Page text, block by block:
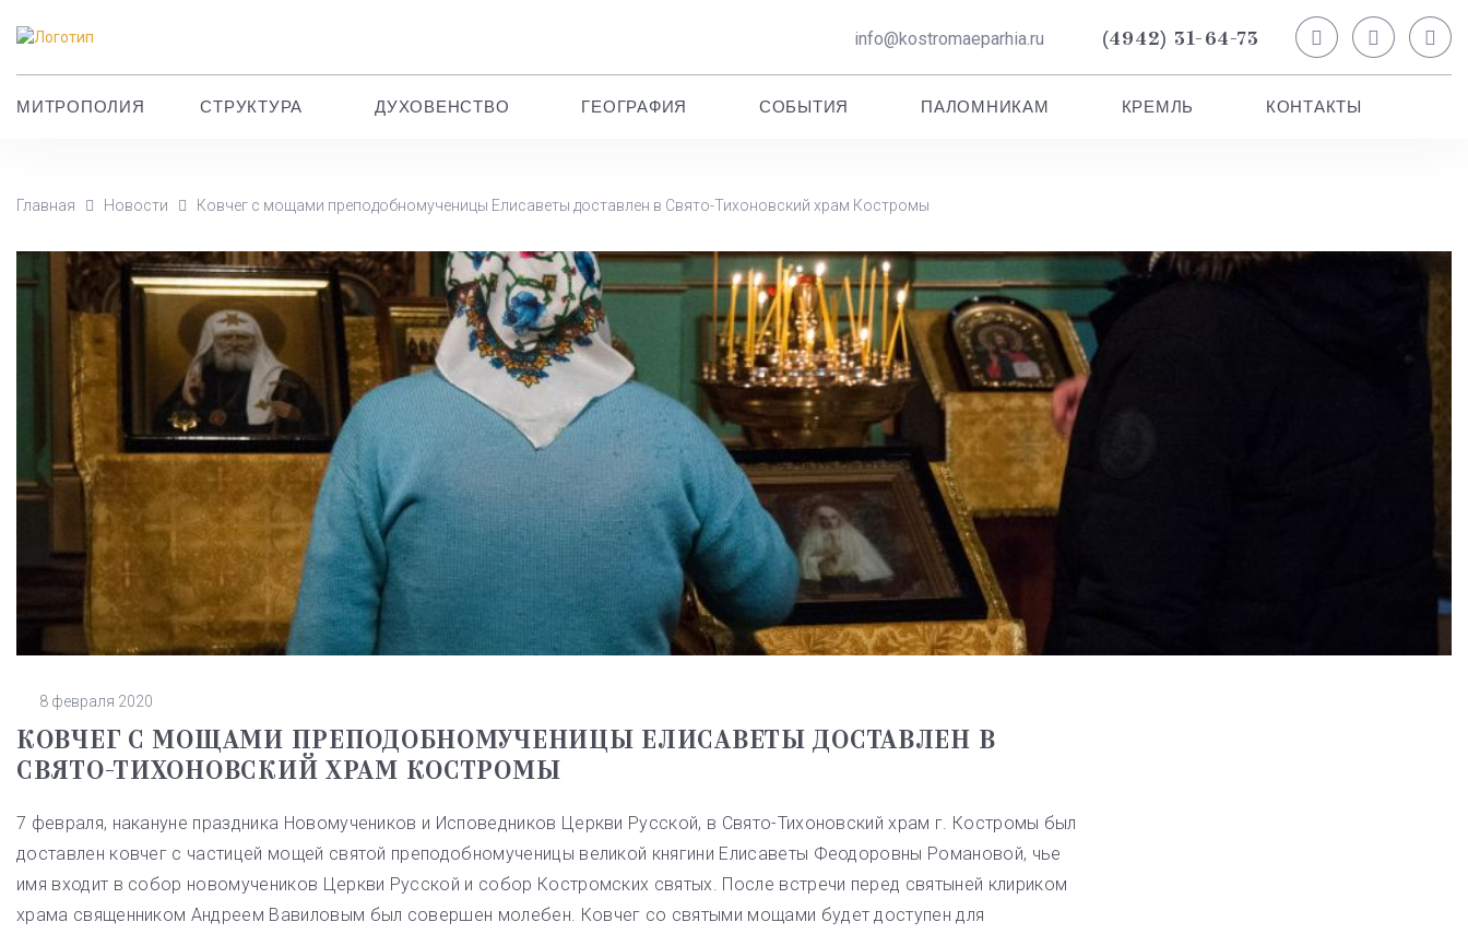
info@kostromaeparhia.ru (4942) 31-64-73
МИТРОПОЛИЯ СТРУКТУРА ДУХОВЕНСТВО ГЕОГРАФИЯ СОБЫТИЯ ПАЛОМНИКАМ КРЕМЛЬ КОНТАКТЫ
Главная Новости Ковчег с мощами преподобномученицы Елисаветы доставлен в Свято-Тихоновский храм Костромы
8 февраля 2020
КОВЧЕГ С МОЩАМИ ПРЕПОДОБНОМУЧЕНИЦЫ ЕЛИСАВЕТЫ ДОСТАВЛЕН В
СВЯТО-ТИХОНОВСКИЙ ХРАМ КОСТРОМЫ
7 февраля, накануне праздника Новомучеников и Исповедников Церкви Русской, в Свято-Тихоновский храм г. Костромы был
доставлен ковчег с частицей мощей святой преподобномученицы великой княгини Елисаветы Феодоровны Романовой, чье
имя входит в собор новомучеников Церкви Русской и собор Костромских святых. После встречи перед святыней клириком
храма священником Андреем Вавиловым был совершен молебен. Ковчег со святыми мощами будет доступен для